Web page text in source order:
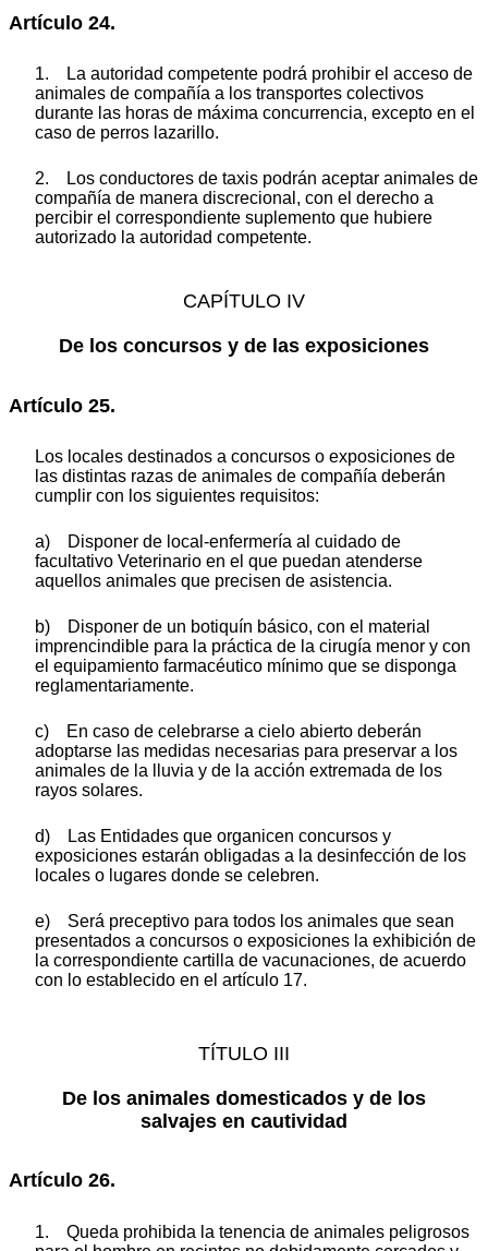
Artículo 24.
1. La autoridad competente podrá prohibir el acceso de
animales de compañía a los transportes colectivos
durante las horas de máxima concurrencia, excepto en el
caso de perros lazarillo.
2. Los conductores de taxis podrán aceptar animales de
compañía de manera discrecional, con el derecho a
percibir el correspondiente suplemento que hubiere
autorizado la autoridad competente.
CAPÍTULO IV
De los concursos y de las exposiciones
Artículo 25.
Los locales destinados a concursos o exposiciones de
las distintas razas de animales de compañía deberán
cumplir con los siguientes requisitos:
a) Disponer de local-enfermería al cuidado de
facultativo Veterinario en el que puedan atenderse
aquellos animales que precisen de asistencia.
b) Disponer de un botiquín básico, con el material
imprencindible para la práctica de la cirugía menor y con
el equipamiento farmacéutico mínimo que se disponga
reglamentariamente.
c) En caso de celebrarse a cielo abierto deberán
adoptarse las medidas necesarias para preservar a los
animales de la lluvia y de la acción extremada de los
rayos solares.
d) Las Entidades que organicen concursos y
exposiciones estarán obligadas a la desinfección de los
locales o lugares donde se celebren.
e) Será preceptivo para todos los animales que sean
presentados a concursos o exposiciones la exhibición de
la correspondiente cartilla de vacunaciones, de acuerdo
con lo establecido en el artículo 17.
TÍTULO III
De los animales domesticados y de los
salvajes en cautividad
Artículo 26.
1. Queda prohibida la tenencia de animales peligrosos